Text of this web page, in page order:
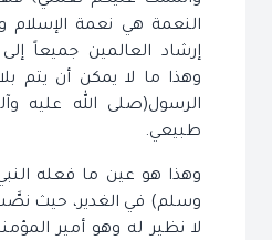
النعمة هي نعمة الإسلام
إرشاد العالمين جميعاً
وهذا ما لا يمكن أن يتم
الرسول(صلى الله عليه
طبيعي.
وهذا هو عين ما فعله
وسلم) في الغدير، حيث نصَّب
لا نظير له وهو أمير